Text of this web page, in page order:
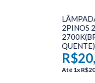
2PINOS
Até 1x